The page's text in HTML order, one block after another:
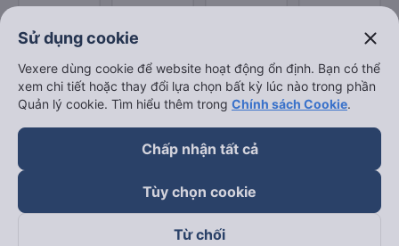
Sử dụng cookie close
Vexere dùng cookie để website hoạt động ổn định. Bạn có thể
xem chi tiết hoặc thay đổi lựa chọn bất kỳ lúc nào trong phần
Quản lý cookie. Tìm hiểu thêm trong Chính sách Cookie.
Chấp nhận tất cả
Tùy chọn cookie
Từ chối